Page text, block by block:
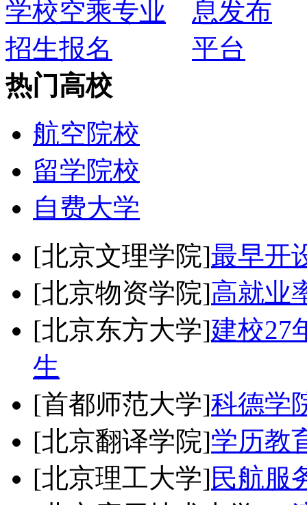
热门高校
航空院校
留学院校
自费大学
[北京文理学院]最早开
[北京物资学院]高就业
[北京东方大学]建校27
生
[首都师范大学]科德学
[北京翻译学院]学历教
[北京理工大学]民航服